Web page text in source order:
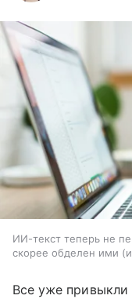
ИИ-текст теперь не
скорее обделен ими
Все уже